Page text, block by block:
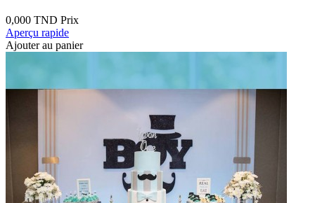
0,000 TND Prix
Aperçu rapide
Ajouter au panier